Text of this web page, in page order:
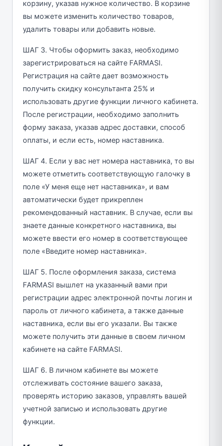
корзину, указав нужное количество. В корзине
вы можете изменить количество товаров,
удалить товары или добавить новые.
ШАГ 3. Чтобы оформить заказ, необходимо
зарегистрироваться на сайте FARMASI.
Регистрация на сайте дает возможность
получить скидку консультанта 25% и
использовать другие функции личного кабинета.
После регистрации, необходимо заполнить
форму заказа, указав адрес доставки, способ
оплаты, и если есть, номер наставника.
ШАГ 4. Если у вас нет номера наставника, то вы
можете отметить соответствующую галочку в
поле «У меня еще нет наставника», и вам
автоматически будет прикреплен
рекомендованный наставник. В случае, если вы
знаете данные конкретного наставника, вы
можете ввести его номер в соответствующее
поле «Введите номер наставника».
ШАГ 5. После оформления заказа, система
FARMASI вышлет на указанный вами при
регистрации адрес электронной почты логин и
пароль от личного кабинета, а также данные
наставника, если вы его указали. Вы также
можете получить эти данные в своем личном
кабинете на сайте FARMASI.
ШАГ 6. В личном кабинете вы можете
отслеживать состояние вашего заказа,
проверять историю заказов, управлять вашей
учетной записью и использовать другие
функции.